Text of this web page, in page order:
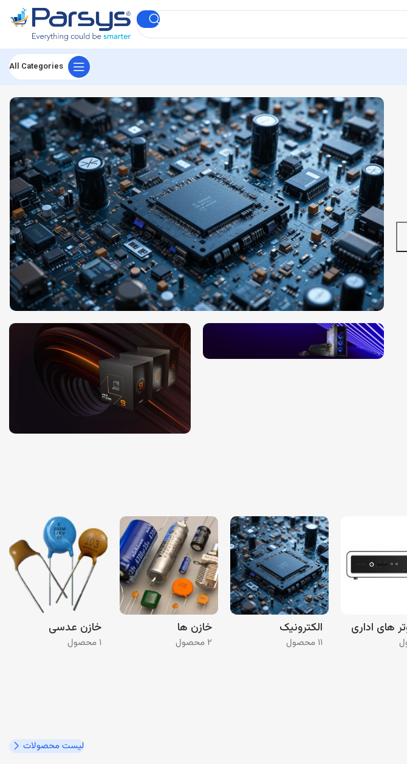
All Categories
پارسیس کنترلر
دستگاه شمارنده و تحلیل داده هوشمند خط تولید شرکت پارسیس
مشاهده بیشتر...
قطعات الکترونیک
آیسی ، خازن، ماژول ها و ...
های اداری الکترونیک
۱۱ محصول
خازن ها
۲ محصول
خازن عدسی
۱ محصول
لیست محصولات